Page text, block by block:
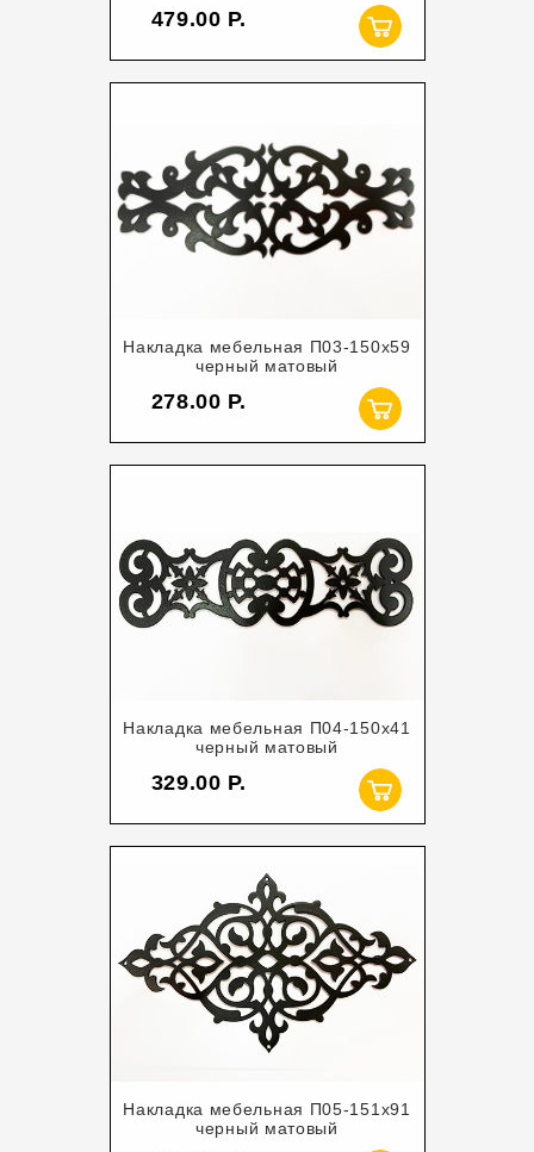
479.00
Накладка мебельная П03-150х59
черный матовый
278.00
Накладка мебельная П04-150х41
черный матовый
329.00
Накладка мебельная П05-151х91
черный матовый